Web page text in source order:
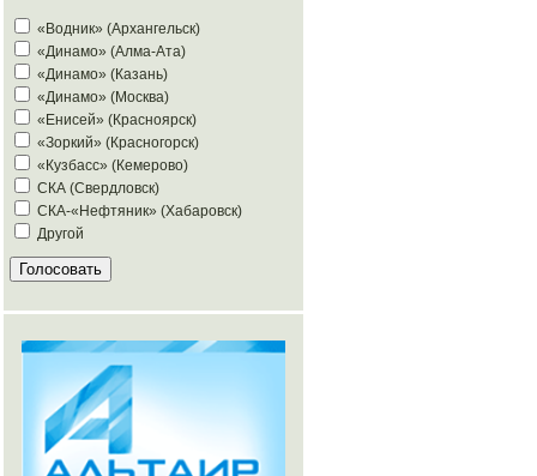
«Водник» (Архангельск)
«Динамо» (Алма-Ата)
«Динамо» (Казань)
«Динамо» (Москва)
«Енисей» (Красноярск)
«Зоркий» (Красногорск)
«Кузбасс» (Кемерово)
СКА (Свердловск)
СКА-«Нефтяник» (Хабаровск)
Другой